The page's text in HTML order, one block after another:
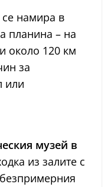
се намира в
планина – на
около 120 км
за
или
музей в
из залите с